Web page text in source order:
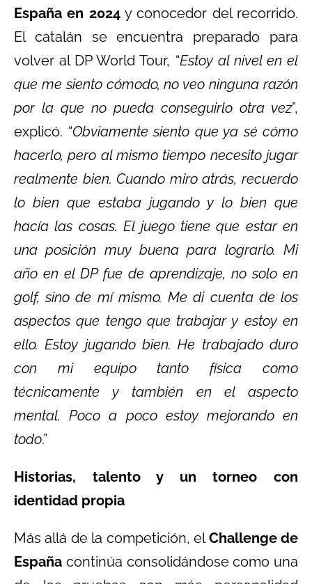
España en 2024y conocedor del recorrido.
El catalán se encuentra preparado para
volver al DP World Tour, “Estoy al nivel en el
que me siento cómodo, no veo ninguna razón
por la que no pueda conseguirlo otra vez”,
explicó. “Obviamente siento que ya sé cómo
hacerlo, pero al mismo tiempo necesito jugar
realmente bien. Cuando miro atrás, recuerdo
lo bien que estaba jugando y lo bien que
hacía las cosas. El juego tiene que estar en
una posición muy buena para lograrlo. Mi
año en el DP fue de aprendizaje, no solo en
golf, sino de mí mismo. Me di cuenta de los
aspectos que tengo que trabajar y estoy en
ello. Estoy jugando bien. He trabajado duro
con mi equipo tanto física como
técnicamente y también en el aspecto
mental. Poco a poco estoy mejorando en
todo.”
Historias, talento y un torneo con
identidad propia
Más allá de la competición, elChallenge de
España continúa consolidándose como una